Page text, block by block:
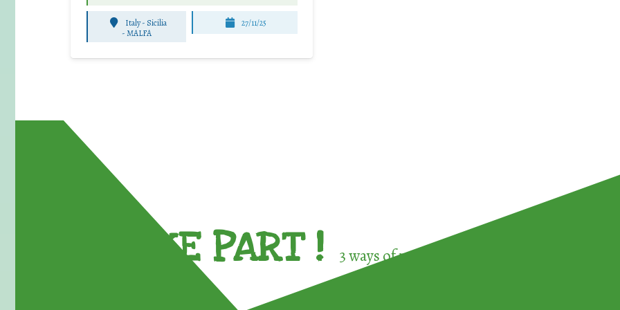
Italy - Sicilia
-MALFA
27/11/25
TAKE PART ! 3 ways of participating in the